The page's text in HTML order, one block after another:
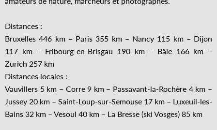
Distances :
Bruxelles 446 km – Paris 355 km – Nancy 115 km – Dijon
117 km – Fribourg-en-Brisgau 190 km – Bâle 166 km –
Zurich 257 km
Distances locales :
Vauvillers 5 km – Corre 9 km – Passavant-la-Rochère 4 km –
Jussey 20 km – Saint-Loup-sur-Semouse 17 km – Luxeuil-les-
Bains 32 km – Vesoul 40 km – La Bresse (ski Vosges) 85 km